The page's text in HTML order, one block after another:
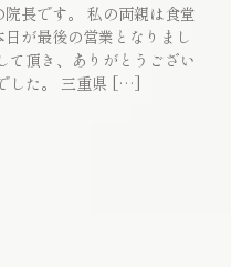
長です。 私の両親は食堂
日が最後の営業となりまし
て頂き、ありがとうござい
した。 三重県 […]